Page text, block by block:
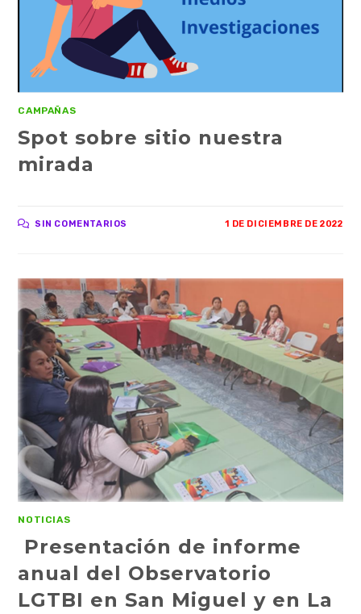
CAMPAÑAS
Spot sobre sitio nuestra
mirada
SIN COMENTARIOS 1 DE DICIEMBRE DE 2022
NOTICIAS
Presentación de informe
anual del Observatorio
LGTBI en San Miguel y en La